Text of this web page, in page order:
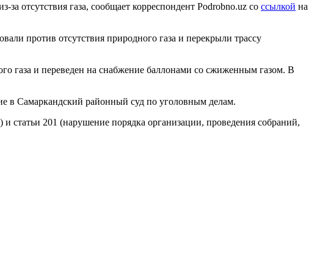
отсутствия газа, сообщает корреспондент Podrobno.uz со ссылкой на
против отсутствия природного газа и перекрыли трассу
газа и переведен на снабжение баллонами со сжиженным газом. В
в Самаркандский районный суд по уголовным делам.
статьи 201 (нарушение порядка организации, проведения собраний,